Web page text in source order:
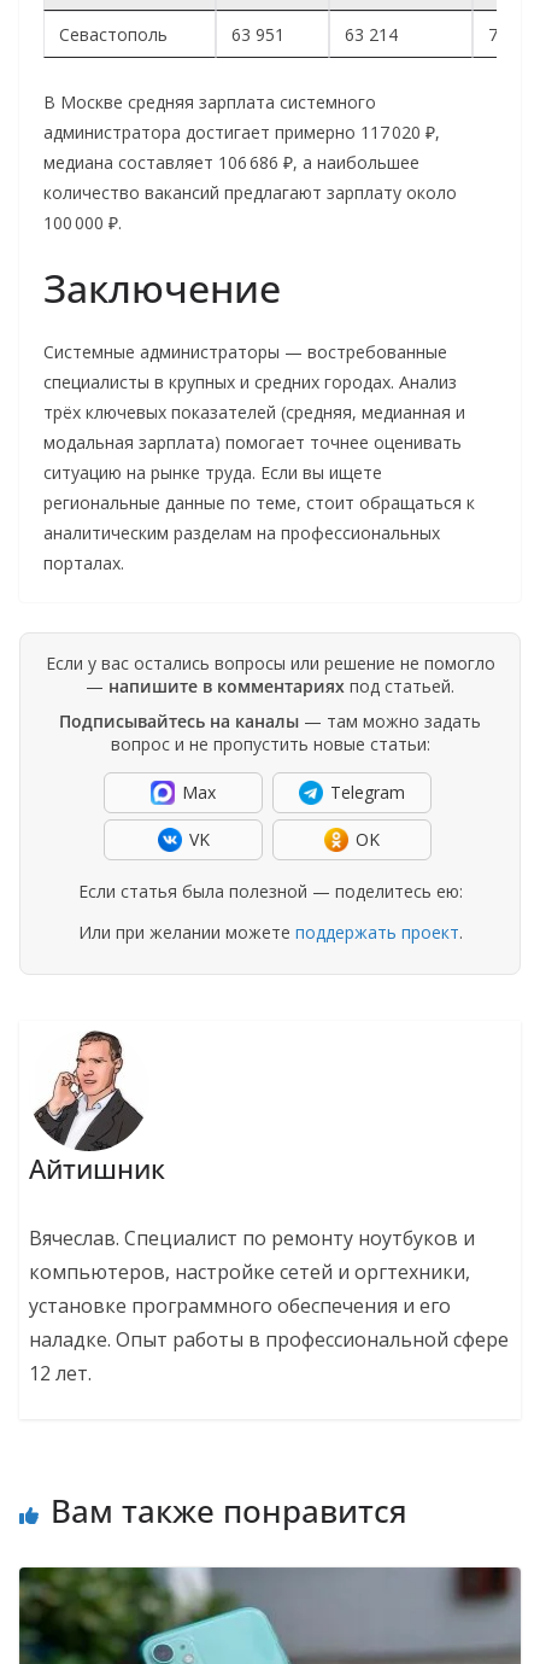
Севастополь 63 951 63 214 70 000
В Москве средняя зарплата системного
администратора достигает примерно 117 020 ₽,
медиана составляет 106 686 ₽, а наибольшее
количество вакансий предлагают зарплату около
100 000 ₽.
Заключение
Системные администраторы — востребованные
специалисты в крупных и средних городах. Анализ
трёх ключевых показателей (средняя, медианная и
модальная зарплата) помогает точнее оценивать
ситуацию на рынке труда. Если вы ищете
региональные данные по теме, стоит обращаться к
аналитическим разделам на профессиональных
порталах.
Если у вас остались вопросы или решение не помогло
— напишите в комментариях под статьей.
Подписывайтесь на каналы — там можно задать
вопрос и не пропустить новые статьи:
Max Telegram
VK OK
Если статья была полезной — поделитесь ею:
Или при желании можете поддержать проект.
Айтишник
Вячеслав. Специалист по ремонту ноутбуков и
компьютеров, настройке сетей и оргтехники,
установке программного обеспечения и его
наладке. Опыт работы в профессиональной сфере
12 лет.
Вам также понравится